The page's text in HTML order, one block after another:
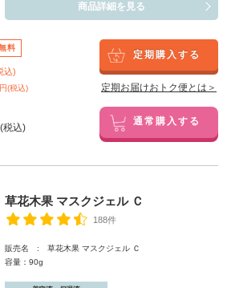
商品詳細を見る
料
込)
(税込)
定期購入する
定期お届けおトク便とは＞
税込) 通常購入する
草花木果 マスクジェル Ｃ
188件
販売名 : 草花木果 マスクジェル Ｃ
容量：90g